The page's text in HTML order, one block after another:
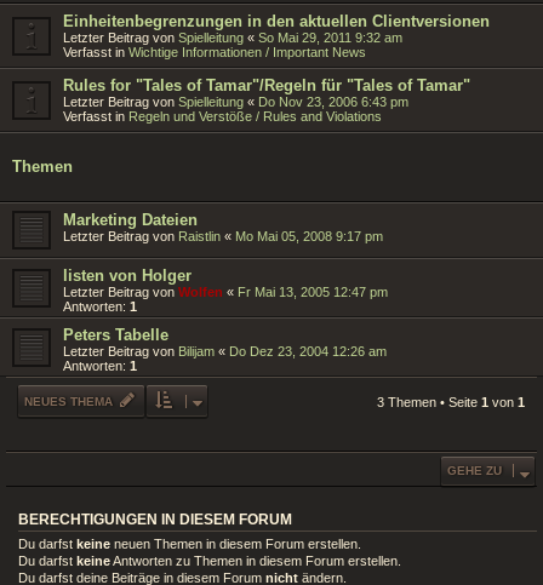
Einheitenbegrenzungen in den aktuellen Clientversionen
Letzter Beitrag von Spielleitung « So Mai 29, 2011 9:32 am
Verfasst in Wichtige Informationen / Important News
Rules for "Tales of Tamar"/Regeln für "Tales of Tamar"
Letzter Beitrag von Spielleitung « Do Nov 23, 2006 6:43 pm
Verfasst in Regeln und Verstöße / Rules and Violations
Themen
Marketing Dateien
Letzter Beitrag von Raistlin « Mo Mai 05, 2008 9:17 pm
listen von Holger
Letzter Beitrag von Wolfen « Fr Mai 13, 2005 12:47 pm
Antworten: 1
Peters Tabelle
Letzter Beitrag von Bilijam « Do Dez 23, 2004 12:26 am
Antworten: 1
NEUES THEMA 3 Themen • Seite 1 von 1
GEHE ZU
BERECHTIGUNGEN IN DIESEM FORUM
Du darfst keine neuen Themen in diesem Forum erstellen.
Du darfst keineAntworten zu Themen in diesem Forum erstellen.
Du darfst deine Beiträge in diesem Forum nicht ändern.